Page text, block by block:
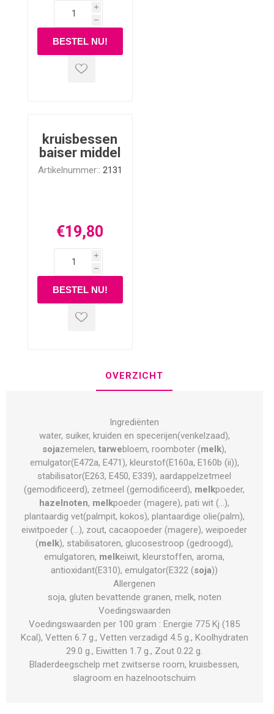
i
h
kruisbessen
baiser middel
Artikelnummer:: 2131
€19,80
i
h
OVERZICHT
Ingrediënten
water, suiker, kruiden en specerijen(venkelzaad),
sojazemelen,tarwebloem, roomboter (melk),
emulgator(E472a, E471), kleurstof(E160a, E160b (ii)),
stabilisator(E263, E450, E339), aardappelzetmeel
(gemodificeerd), zetmeel (gemodificeerd), melkpoeder,
hazelnoten, melkpoeder (magere), pati wit (...),
plantaardig vet(palmpit, kokos), plantaardige olie(palm),
eiwitpoeder (...), zout, cacaopoeder (magere), weipoeder
(melk), stabilisatoren, glucosestroop (gedroogd),
emulgatoren, melkeiwit, kleurstoffen, aroma,
antioxidant(E310), emulgator(E322 (soja))
Allergenen
soja, gluten bevattende granen, melk, noten
Voedingswaarden
Voedingswaarden per 100 gram : Energie 775 Kj (185
Kcal), Vetten 6.7 g., Vetten verzadigd 4.5 g., Koolhydraten
29.0 g., Eiwitten 1.7 g., Zout 0.22 g.
Bladerdeegschelp met zwitserse room, kruisbessen,
slagroom en hazelnootschuim